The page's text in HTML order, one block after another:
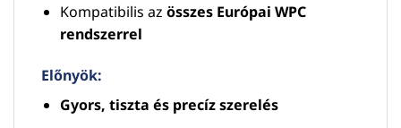
Kompatibilis az összes Európai WPC
rendszerrel
Előnyök:
Gyors, tiszta és precíz szerelés